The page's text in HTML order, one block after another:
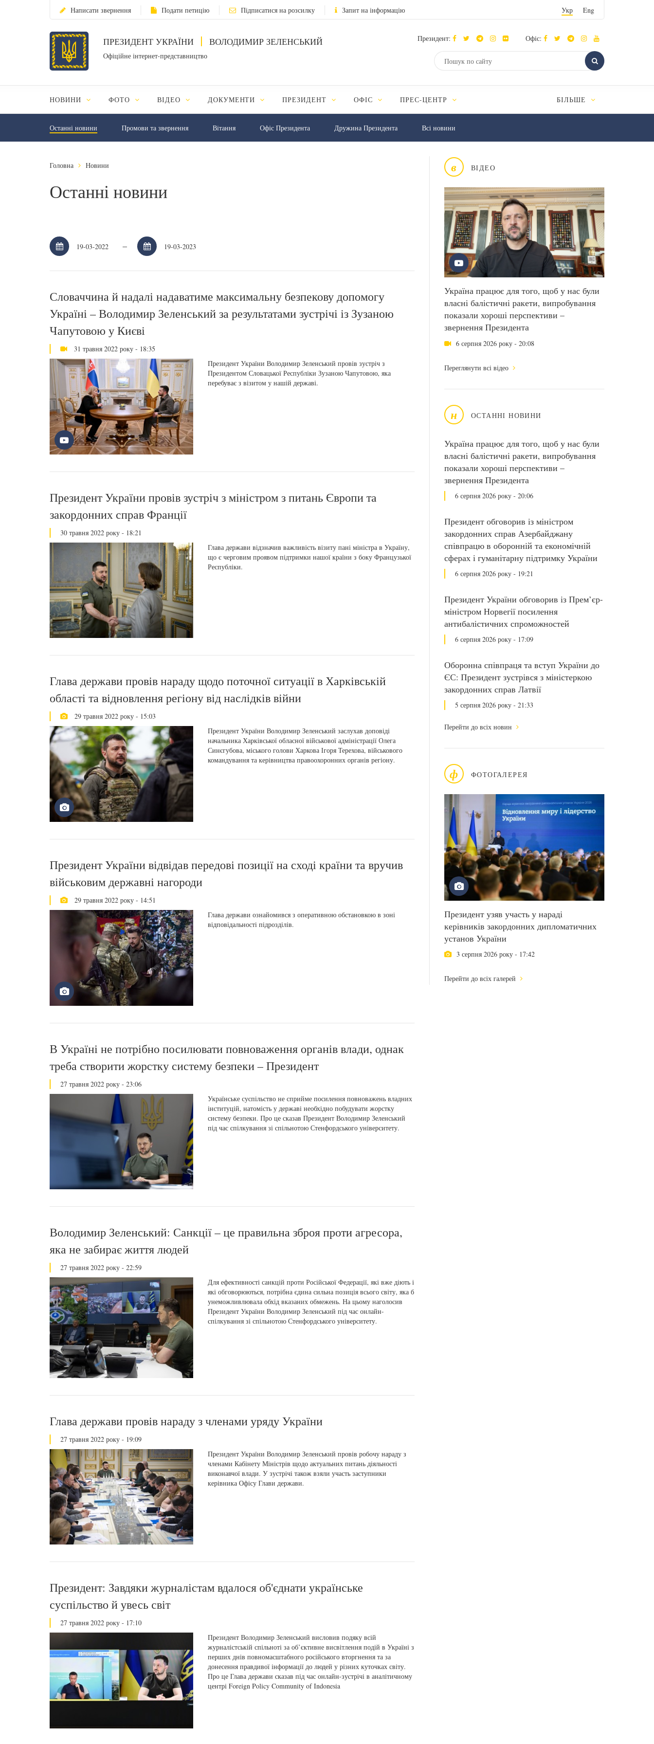
Написати звернення Подати петицію Підписатися на розсилку Запит на інформацію Укр Eng
ПРЕЗИДЕНТ УКРАЇНИ ВОЛОДИМИР ЗЕЛЕНСЬКИЙ
Офіційне інтернет-представництво
Президент: Офіс:
НОВИНИ ФОТО ВІДЕО ДОКУМЕНТИ ПРЕЗИДЕНТ ОФІС ПРЕС-ЦЕНТР БІЛЬШЕ
Останні новини Промови та звернення Вiтання Офіс Президента Дружина Президента Всі новини
в ВІДЕО
Україна працює для того, щоб у нас були
власні балістичні ракети, випробування
показали хороші перспективи –
звернення Президента
6 серпня 2026 року - 20:08
Переглянути всі відео
н ОСТАННІ НОВИНИ
Україна працює для того, щоб у нас були
власні балістичні ракети, випробування
показали хороші перспективи –
звернення Президента
6 серпня 2026 року - 20:06
Президент обговорив із міністром
закордонних справ Азербайджану
співпрацю в оборонній та економічній
сферах і гуманітарну підтримку України
6 серпня 2026 року - 19:21
Президент України обговорив із Прем’єр-
міністром Норвегії посилення
антибалістичних спроможностей
6 серпня 2026 року - 17:09
Оборонна співпраця та вступ України до
ЄС: Президент зустрівся з міністеркою
закордонних справ Латвії
5 серпня 2026 року - 21:33
Перейти до всіх новин
ф ФОТОГАЛЕРЕЯ
Президент узяв участь у нараді
керівників закордонних дипломатичних
установ України
3 серпня 2026 року - 17:42
Перейти до всіх галерей
Головна Новини
Останні новини
–
Словаччина й надалі надаватиме максимальну безпекову допомогу
Україні – Володимир Зеленський за результатами зустрічі із Зузаною
Чапутовою у Києві
31 травня 2022 року - 18:35
Президент України Володимир Зеленський провів зустріч з
Президентом Словацької Республіки Зузаною Чапутовою, яка
перебуває з візитом у нашій державі.
Президент України провів зустріч з міністром з питань Європи та
закордонних справ Франції
30 травня 2022 року - 18:21
Глава держави відзначив важливість візиту пані міністра в Україну,
що є черговим проявом підтримки нашої країни з боку Французької
Республіки.
Глава держави провів нараду щодо поточної ситуації в Харківській
області та відновлення регіону від наслідків війни
29 травня 2022 року - 15:03
Президент України Володимир Зеленський заслухав доповіді
начальника Харківської обласної військової адміністрації Олега
Синєгубова, міського голови Харкова Ігоря Терехова, військового
командування та керівництва правоохоронних органів регіону.
Президент України відвідав передові позиції на сході країни та вручив
військовим державні нагороди
29 травня 2022 року - 14:51
Глава держави ознайомився з оперативною обстановкою в зоні
відповідальності підрозділів.
В Україні не потрібно посилювати повноваження органів влади, однак
треба створити жорстку систему безпеки – Президент
27 травня 2022 року - 23:06
Українське суспільство не сприйме посилення повноважень владних
інституцій, натомість у державі необхідно побудувати жорстку
систему безпеки. Про це сказав Президент Володимир Зеленський
під час спілкування зі спільнотою Стенфордського університету.
Володимир Зеленський: Санкції – це правильна зброя проти агресора,
яка не забирає життя людей
27 травня 2022 року - 22:59
Для ефективності санкцій проти Російської Федерації, які вже діють і
які обговорюються, потрібна єдина сильна позиція всього світу, яка б
унеможливлювала обхід вказаних обмежень. На цьому наголосив
Президент України Володимир Зеленський під час онлайн-
спілкування зі спільнотою Стенфордського університету.
Глава держави провів нараду з членами уряду України
27 травня 2022 року - 19:09
Президент України Володимир Зеленський провів робочу нараду з
членами Кабінету Міністрів щодо актуальних питань діяльності
виконавчої влади. У зустрічі також взяли участь заступники
керівника Офісу Глави держави.
Президент: Завдяки журналістам вдалося об'єднати українське
суспільство й увесь світ
27 травня 2022 року - 17:10
Президент Володимир Зеленський висловив подяку всій
журналістській спільноті за об’єктивне висвітлення подій в Україні з
перших днів повномасштабного російського вторгнення та за
донесення правдивої інформації до людей у різних куточках світу.
Про це Глава держави сказав під час онлайн-зустрічі в аналітичному
центрі Foreign Policy Community of Indonesia